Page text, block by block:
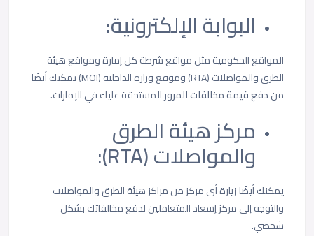
البوابة الإلكترونية:
المواقع الحكومية مثل مواقع شرطة كل إمارة ومواقع هيئة
الطرق والمواصلات (RTA) وموقع وزارة الداخلية (MOI) تمكنك أيضًا
مندفع قيمة مخالفات المرورالمستحقة عليك في الإمارات.
مركز هيئة الطرق
والمواصلات (RTA):
يمكنك أيضًا زيارة أي مركز من مراكز هيئة الطرق والمواصلات
والتوجه إلى مركز إسعاد المتعاملين لدفع مخالفاتك بشكل
شخصي.